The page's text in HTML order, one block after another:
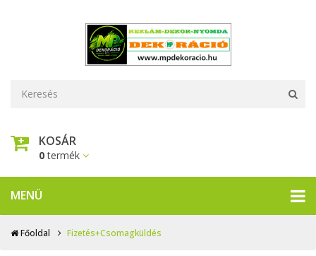
KOSÁR
0termék
MENÜ
Főoldal Fizetés+Csomagküldés